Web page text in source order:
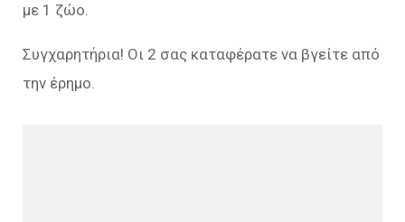
με 1 ζώο.
Συγχαρητήρια! Οι 2 σας καταφέρατε να βγείτε από
την έρημο.